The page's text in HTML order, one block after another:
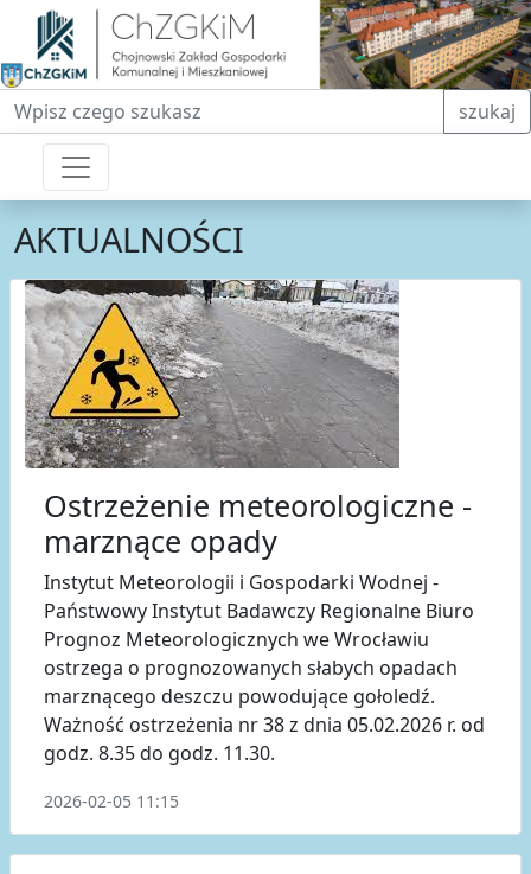
Fraza do wyszukiwania szukaj
AKTUALNOŚCI
Ostrzeżenie meteorologiczne -
marznące opady
Instytut Meteorologii i Gospodarki Wodnej -
Państwowy Instytut Badawczy Regionalne Biuro
Prognoz Meteorologicznych we Wrocławiu
ostrzega o prognozowanych słabych opadach
marznącego deszczu powodujące gołoledź.
Ważność ostrzeżenia nr 38 z dnia 05.02.2026 r. od
godz. 8.35 do godz. 11.30.
2026-02-05 11:15